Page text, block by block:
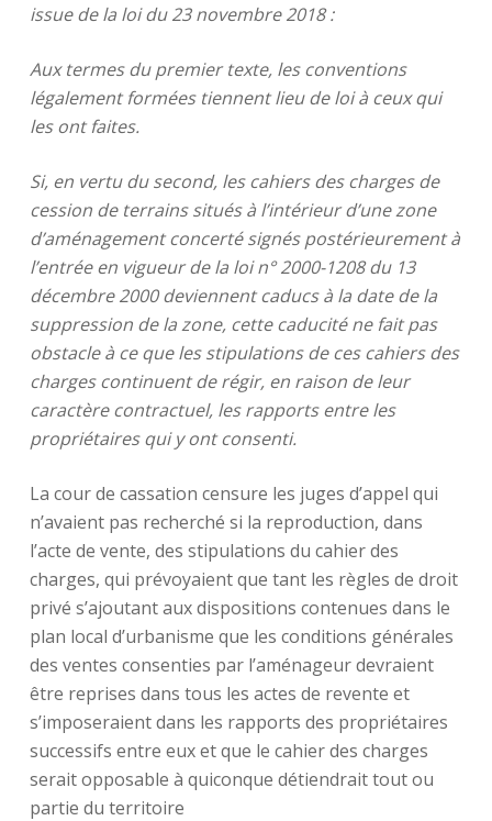
issue de la loi du 23 novembre 2018 :
Aux termes du premier texte, les conventions
légalement formées tiennent lieu de loi à ceux qui
les ont faites.
Si, en vertu du second, les cahiers des charges de
cession de terrains situés à l’intérieur d’une zone
d’aménagement concerté signés postérieurement à
l’entrée en vigueur de la loi n° 2000-1208 du 13
décembre 2000 deviennent caducs à la date de la
suppression de la zone, cette caducité ne fait pas
obstacle à ce que les stipulations de ces cahiers des
charges continuent de régir, en raison de leur
caractère contractuel, les rapports entre les
propriétaires qui y ont consenti.
La cour de cassation censure les juges d’appel qui
n’avaient pas recherché si la reproduction, dans
l’acte de vente, des stipulations du cahier des
charges, qui prévoyaient que tant les règles de droit
privé s’ajoutant aux dispositions contenues dans le
plan local d’urbanisme que les conditions générales
des ventes consenties par l’aménageur devraient
être reprises dans tous les actes de revente et
s’imposeraient dans les rapports des propriétaires
successifs entre eux et que le cahier des charges
serait opposable à quiconque détiendrait tout ou
partie du territoire